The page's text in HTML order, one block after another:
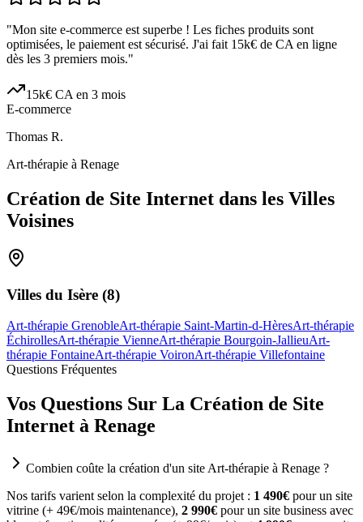
"Mon site e-commerce est superbe ! Les fiches produits sont
optimisées, le paiement est sécurisé. J'ai fait 15k€ de CA en ligne
dès les 3 premiers mois."
15k€ CA en 3 mois
E-commerce
Thomas R.
Art-thérapie à Renage
Création de Site Internet dans les Villes
Voisines
Villes du Isère (8)
Art-thérapie GrenobleArt-thérapie Saint-Martin-d-HèresArt-thérapie
ÉchirollesArt-thérapie VienneArt-thérapie Bourgoin-JallieuArt-
thérapie FontaineArt-thérapie VoironArt-thérapie Villefontaine
Questions Fréquentes
Vos Questions Sur La Création de Site
Internet à Renage
Combien coûte la création d'un site Art-thérapie à Renage ?
Nos tarifs varient selon la complexité du projet : 1 490€ pour un site
vitrine (+ 49€/mois maintenance), 2 990€ pour un site business avec